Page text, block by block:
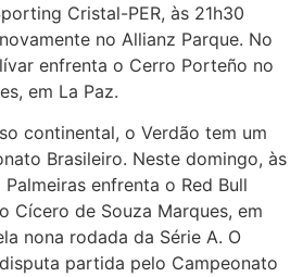
Cristal-PER, às 21h30
no Allianz Parque. No
enfrenta o Cerro Porteño no
em La Paz.
continental, o Verdão tem um
Brasileiro. Neste domingo, às
enfrenta o Red Bull
Cícero de Souza Marques, em
nona rodada da Série A. O
partida pelo Campeonato